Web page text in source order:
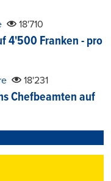
18'710
4'500 Franken - pro
18'231
Chefbeamten auf